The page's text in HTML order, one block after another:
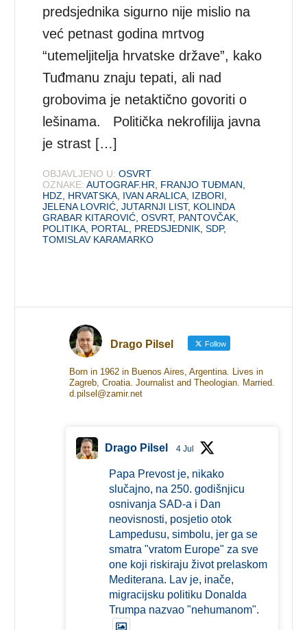
predsjednika sigurno nije mislio na
već petnast godina mrtvog
“utemeljitelja hrvatske države”, kako
Tuđmanu znaju tepati, ali nad
grobovima je netaktično govoriti o
lešinama. Politička nekrofilija javna
je strast […]
OBJAVLJENO U: OSVRT
OZNAKE: AUTOGRAF.HR, FRANJO TUĐMAN,
HDZ, HRVATSKA, IVAN ARALICA, IZBORI,
JELENA LOVRIĆ,JUTARNJI LIST, KOLINDA
GRABAR KITAROVIĆ,OSVRT, PANTOVČAK,
POLITIKA, PORTAL, PREDSJEDNIK,SDP,
TOMISLAV KARAMARKO
Drago Pilsel Follow
Born in 1962 in Buenos Aires, Argentina. Lives in
Zagreb, Croatia. Journalist and Theologian. Married.
d.pilsel@zamir.net
Drago Pilsel 4 Jul
Papa Prevost je, nikako
slučajno, na 250. godišnjicu
osnivanja SAD-a i Dan
neovisnosti, posjetio otok
Lampedusu, simbolu, jer ga se
smatra "vratom Europe" za sve
one koji riskiraju život prelaskom
Mediterana. Lav je, inače,
migracijsku politiku Donalda
Trumpa nazvao "nehumanom".